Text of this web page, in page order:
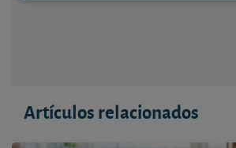
Artículos relacionados